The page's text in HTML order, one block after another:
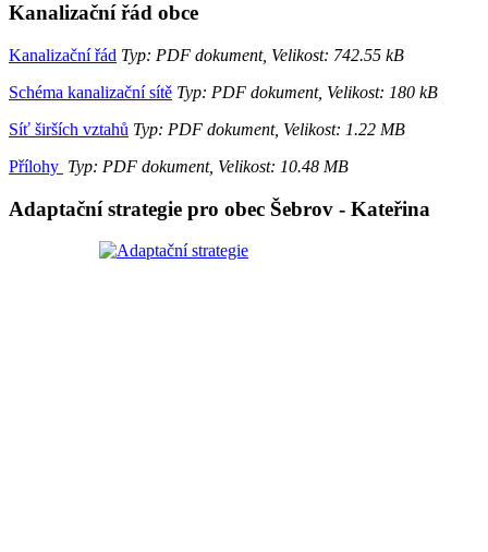
Kanalizační řád obce
Kanalizační řád Typ: PDF dokument, Velikost: 742.55 kB
Schéma kanalizační sítě Typ: PDF dokument, Velikost: 180 kB
Síť širších vztahů Typ: PDF dokument, Velikost: 1.22 MB
Přílohy Typ: PDF dokument, Velikost: 10.48 MB
Adaptační strategie pro obec Šebrov - Kateřina